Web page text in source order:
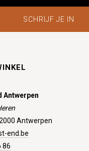
SCHRIJF JE IN
Antwerpen
Antwerpen
end.be
86